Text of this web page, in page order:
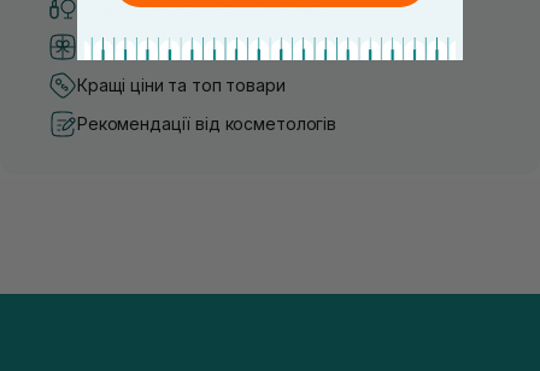
Тільки оригінальна косметика
Система бонусів та лояльності
Кращі ціни та топ товари
Рекомендації від косметологів